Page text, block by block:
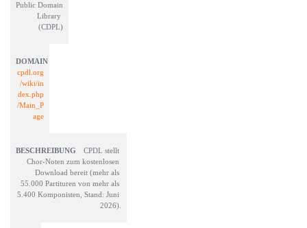
Public Domain
Library
(CDPL)
cpdl.org
/wiki/in
dex.php
/Main_P
age
CPDL stellt
Chor-Noten zum kostenlosen
Download bereit (mehr als
55.000 Partituren von mehr als
5.400 Komponisten, Stand: Juni
2026).